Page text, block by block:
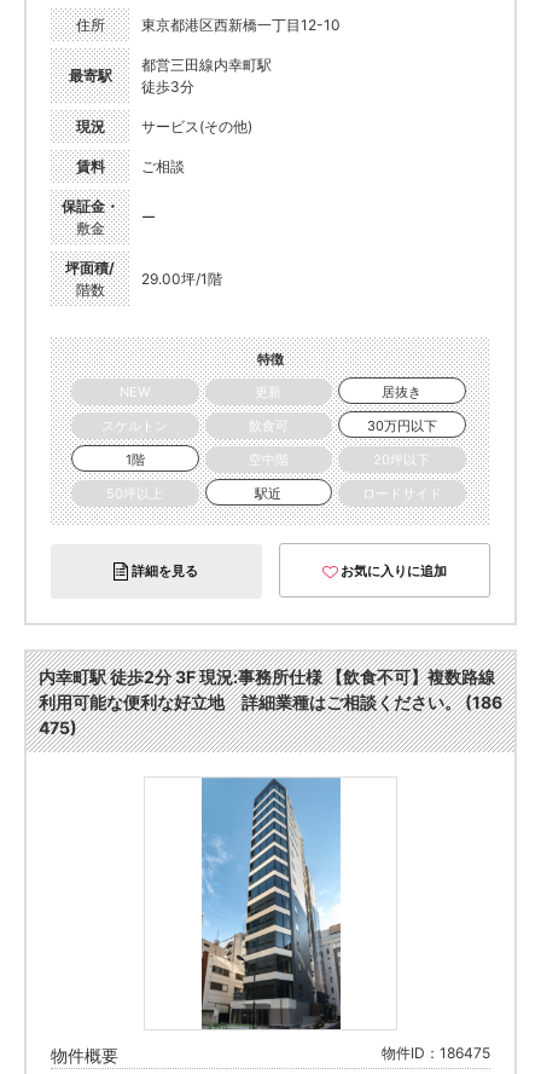
住所 東京都港区西新橋一丁目12-10
最寄駅
都営三田線内幸町駅
徒歩3分
現況 サービス(その他)
賃料 ご相談
保証金・
敷金
ー
坪面積/
階数
29.00坪/1階
特徴
NEW
更新
居抜き
スケルトン
飲食可
30万円以下
1階
空中階
20坪以下
50坪以上
駅近 ロードサイド
詳細を見る お気に入りに追加
内幸町駅 徒歩2分 3F 現況:事務所仕様 【飲食不可】複数路線
利用可能な便利な好立地 詳細業種はご相談ください。 (186
475)
物件概要 物件ID：186475